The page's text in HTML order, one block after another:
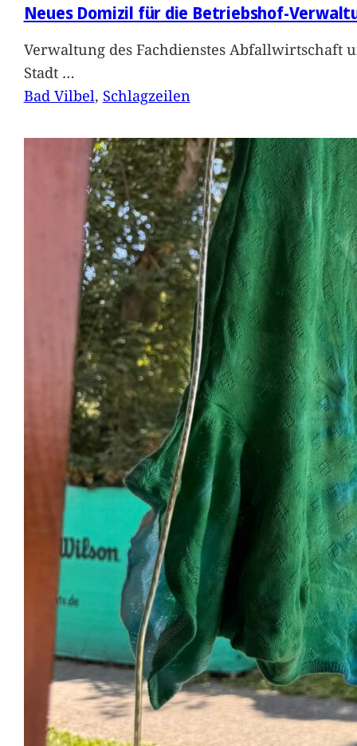
Neues Domizil für die Betriebshof-
Verwaltung des Fachdienstes Abfallwirtschaft
Stadt …
Bad Vilbel, Schlagzeilen